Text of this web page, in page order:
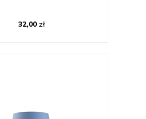
32,00 zł